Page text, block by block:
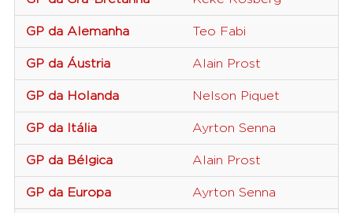
GP da Alemanha Teo Fabi
GP da Áustria Alain Prost
GP da Holanda Nelson Piquet
GP da Itália Ayrton Senna
GP da Bélgica Alain Prost
GP da Europa Ayrton Senna